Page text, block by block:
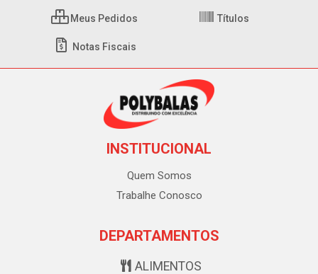
Meus Pedidos Títulos
Notas Fiscais
INSTITUCIONAL
Quem Somos
Trabalhe Conosco
DEPARTAMENTOS
ALIMENTOS